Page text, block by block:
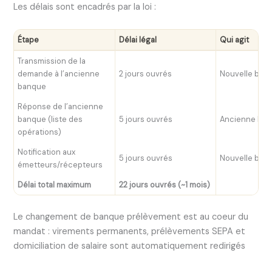
Les délais sont encadrés par la loi :
Étape Délai légal Qui agit
Transmission de la
demande à l’ancienne
banque
2 jours ouvrés Nouvelle
Réponse de l’ancienne
banque (liste des
opérations)
5 jours ouvrés Ancienne
Notification aux
émetteurs/récepteurs
5 jours ouvrés Nouvelle
Délai total maximum 22 jours ouvrés (~1 mois)
Le changement de banque prélèvement est au coeur du
mandat : virements permanents, prélèvements SEPA et
domiciliation de salaire sont automatiquement redirigés